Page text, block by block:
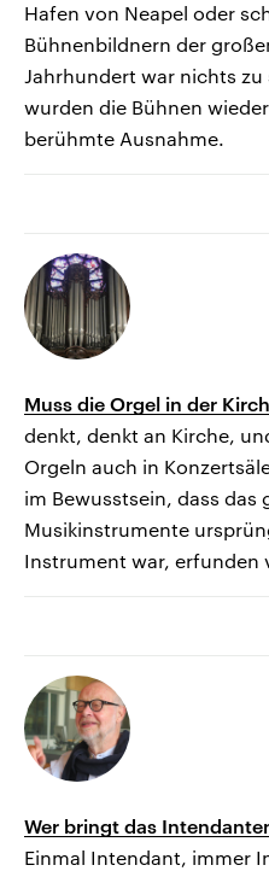
Hafen von Neapel oder
Bühnenbildnern der
Jahrhundert war nichts
wurden die Bühnen
berühmte Ausnahme.
Muss die Orgel in der
denkt, denkt an Kirche,
Orgeln auch in
im Bewusstsein, dass das
Musikinstrumente
Instrument war, erfunden
Wer bringt das
Einmal Intendant, immer